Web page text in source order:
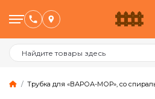
Трубка для «ВАРОА-МОР», со